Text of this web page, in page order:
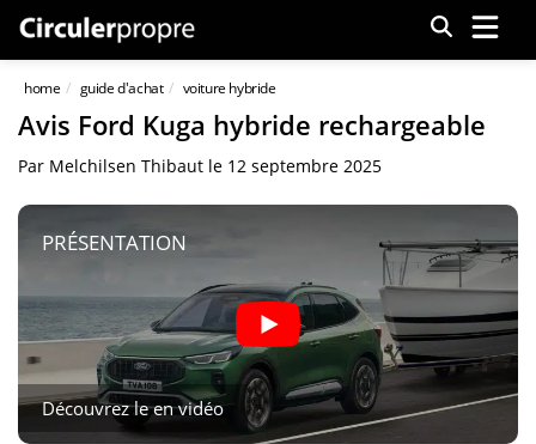
Menu
home guide d'achat voiture hybride
Avis Ford Kuga hybride rechargeable
Par Melchilsen Thibaut le 12 septembre 2025
PRÉSENTATION
Découvrez le en vidéo